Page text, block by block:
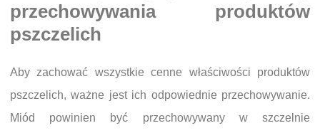
przechowywania produktów
pszczelich
Aby zachować wszystkie cenne właściwości produktów
pszczelich, ważne jest ich odpowiednie przechowywanie.
Miód powinien być przechowywany w szczelnie